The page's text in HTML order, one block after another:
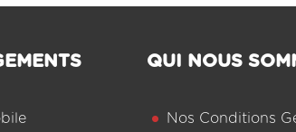
QUI NOUS
Nos Conditions